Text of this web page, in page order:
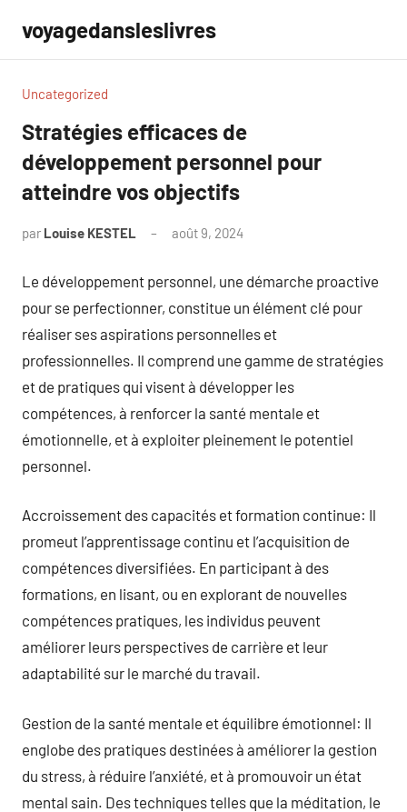
contenu
voyagedansleslivres
Uncategorized
Stratégies efficaces de
développement personnel pour
atteindre vos objectifs
par Louise KESTEL août 9, 2024
Le développement personnel, une démarche proactive
pour se perfectionner, constitue un élément clé pour
réaliser ses aspirations personnelles et
professionnelles. Il comprend une gamme de stratégies
et de pratiques qui visent à développer les
compétences, à renforcer la santé mentale et
émotionnelle, et à exploiter pleinement le potentiel
personnel.
Accroissement des capacités et formation continue: Il
promeut l’apprentissage continu et l’acquisition de
compétences diversifiées. En participant à des
formations, en lisant, ou en explorant de nouvelles
compétences pratiques, les individus peuvent
améliorer leurs perspectives de carrière et leur
adaptabilité sur le marché du travail.
Gestion de la santé mentale et équilibre émotionnel: Il
englobe des pratiques destinées à améliorer la gestion
du stress, à réduire l’anxiété, et à promouvoir un état
mental sain. Des techniques telles que la méditation, le